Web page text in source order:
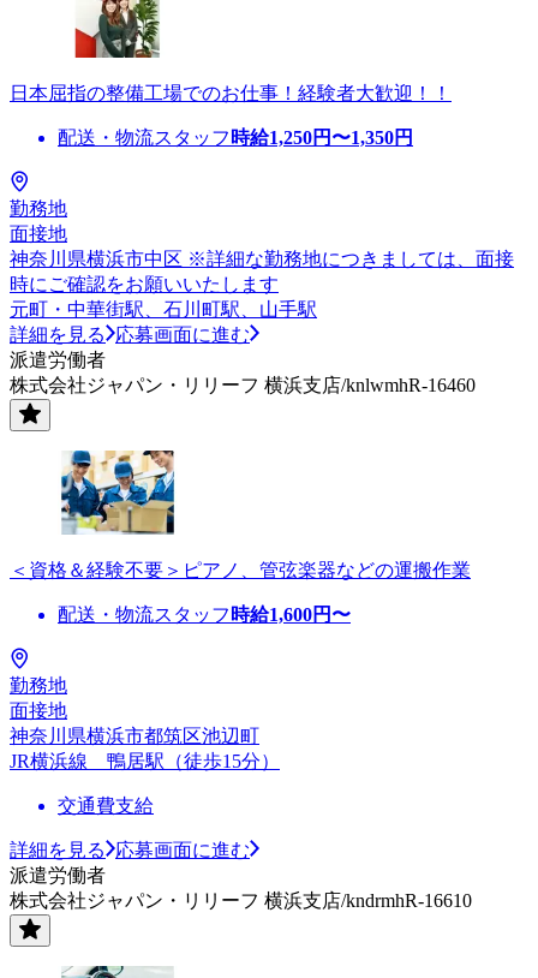
日本屈指の整備工場でのお仕事！経験者大歓迎！！
配送・物流スタッフ 時給1,250円〜1,350円
勤務地
面接地
神奈川県横浜市中区 ※詳細な勤務地につきましては、面接
時にご確認をお願いいたします
元町・中華街駅、石川町駅、山手駅
詳細を見る
応募画面に進む
派遣労働者
株式会社ジャパン・リリーフ 横浜支店/knlwmhR-16460
＜資格＆経験不要＞ピアノ、管弦楽器などの運搬作業
配送・物流スタッフ 時給1,600円〜
勤務地
面接地
神奈川県横浜市都筑区池辺町
JR横浜線 鴨居駅（徒歩15分）
交通費支給
詳細を見る
応募画面に進む
派遣労働者
株式会社ジャパン・リリーフ 横浜支店/kndrmhR-16610